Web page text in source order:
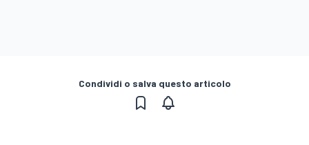
Condividi o salva questo articolo